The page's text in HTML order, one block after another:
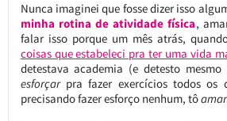
Nunca imaginei que fosse dizer isso
minha rotina de atividade física,
falar isso porque um mês atrás,
coisas que estabeleci pra ter uma vida
detestava academia (e detesto
esforçarpra fazer exercícios todos os
precisando fazer esforço nenhum, tô